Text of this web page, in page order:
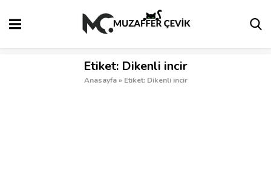
Etiket: Dikenli incir
Anasayfa » Etiket: Dikenli incir